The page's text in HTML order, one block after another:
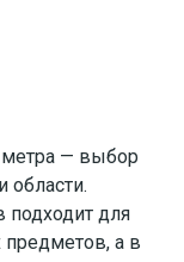
метра — выбор
области.
подходит для
а в